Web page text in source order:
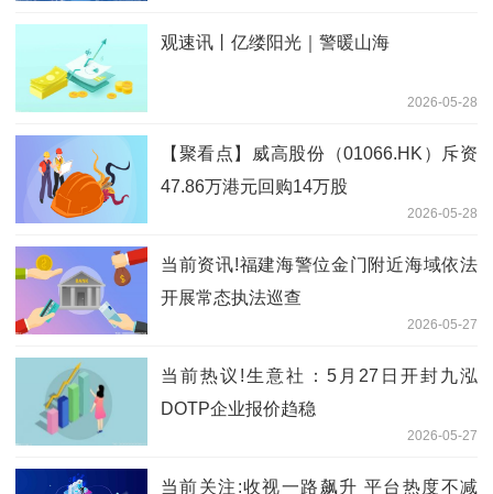
观速讯丨亿缕阳光｜警暖山海
2026-05-28
【聚看点】威高股份（01066.HK）斥资
47.86万港元回购14万股
2026-05-28
当前资讯!福建海警位金门附近海域依法
开展常态执法巡查
2026-05-27
当前热议!生意社：5月27日开封九泓
DOTP企业报价趋稳
2026-05-27
当前关注:收视一路飙升 平台热度不减